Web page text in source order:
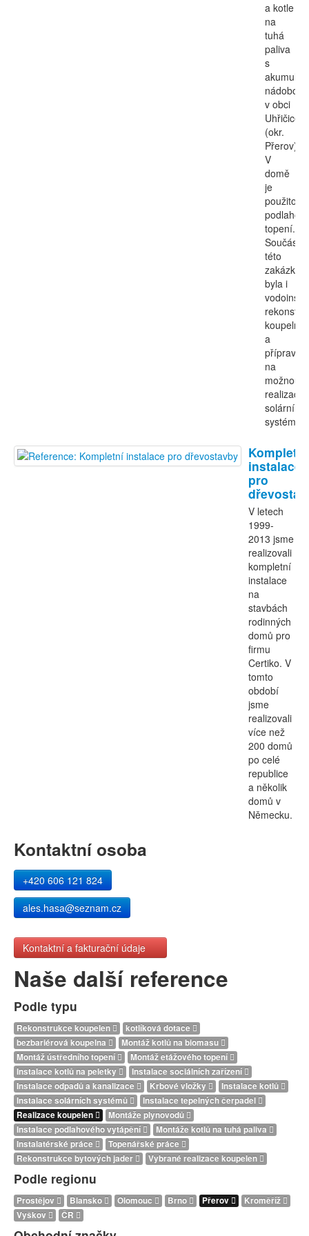
a kotle
na
tuhá
paliva
s
nádobou
v obci
Uhřičice
(okr.
Přerov).
V
domě
je
použito
topení.
Součásti
této
zakázky
byla i
koupelny
a
příprava
na
možnou
realizaci
solárního
systému.
Kompletní
instalace
pro
V letech
1999-
2013 jsme
realizovali
kompletní
instalace
na
stavbách
rodinných
domů pro
firmu
Certiko. V
tomto
období
jsme
realizovali
více než
200 domů
po celé
republice
a několik
domů v
Německu.
Kontaktní osoba
+420 606 121 824
ales.hasa@seznam.cz
Kontaktní a fakturační údaje
Naše další reference
Podle typu
Rekonstrukce koupelen
kotlíková dotace
bezbariérová koupelna
Montáž kotlů na biomasu
Montáž ústředního topení
Montáž etážového topení
Instalace kotlů na peletky
Instalace sociálních zařízení
Instalace odpadů a kanalizace
Krbové vložky
Instalace kotlů
Instalace solárních systémů
Instalace tepelných čerpadel
Realizace koupelen
Montáže plynovodů
Instalace podlahového vytápění
Montáže kotlů na tuhá paliva
Instalatérské práce
Topenářské práce
Rekonstrukce bytových jader
Vybrané realizace koupelen
Podle regionu
Prostějov Blansko Olomouc Brno Přerov
Kroměříž
Vyškov
ČR